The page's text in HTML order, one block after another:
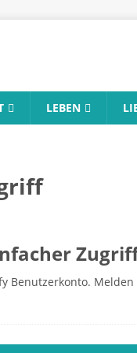
LEBEN
Benutzerkonto.